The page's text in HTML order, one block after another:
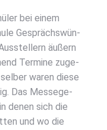
bei einem
Gesprächs­wün­
äußern
Ter­mi­ne zuge­
waren die­se
Das Mes­se­ge­
denen sich die
und wo die